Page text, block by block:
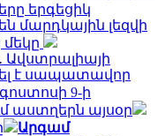
երգեցիկ
մարդկային լեզվի
է սապատավոր
9-ի
աստղերն այսօր
Արգամ